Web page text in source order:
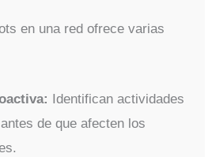
en una red ofrece varias
Identifican actividades
de que afecten los